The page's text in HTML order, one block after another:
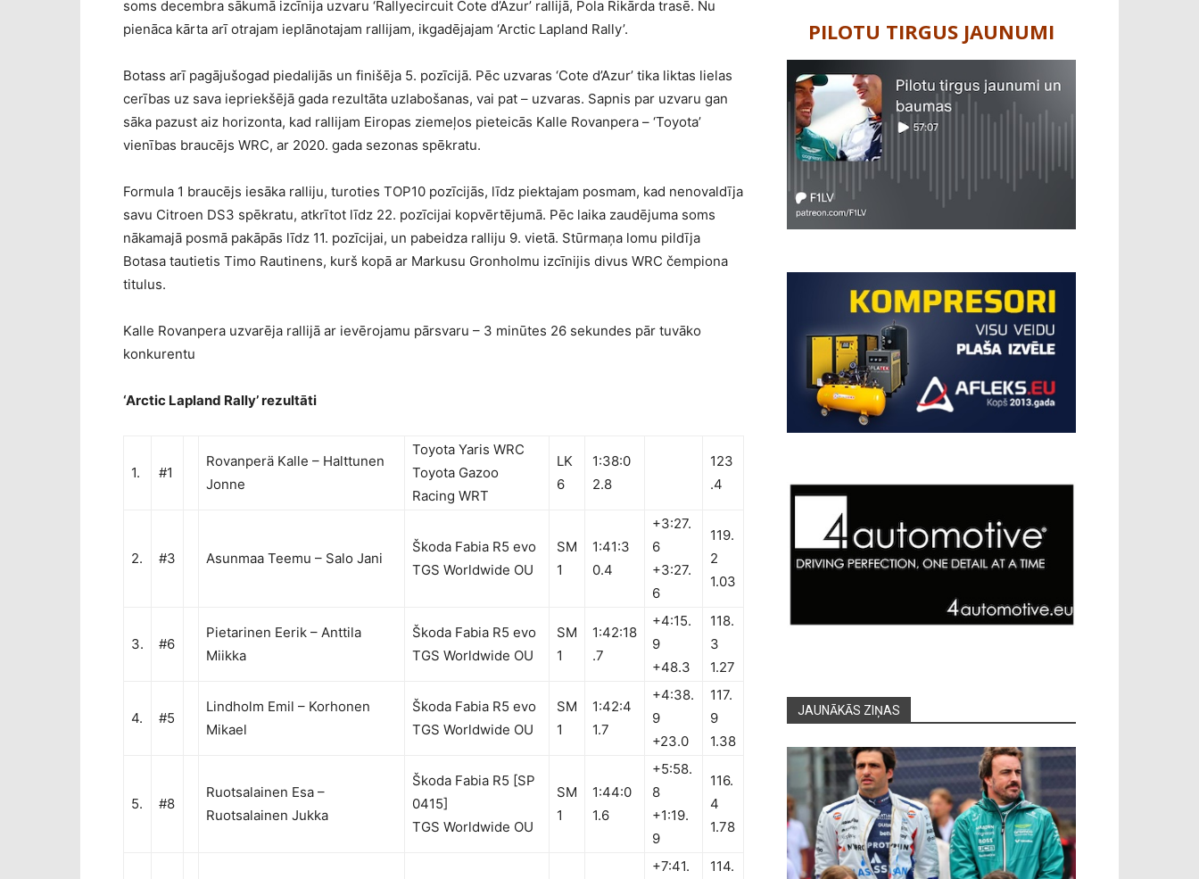
soms decembra sākumā izcīnija uzvaru ‘Rallyecircuit Cote d’Azur’ rallijā, Pola Rikārda trasē. Nu
pienāca kārta arī otrajam ieplānotajam rallijam, ikgadējajam ‘Arctic Lapland Rally’.
Botass arī pagājušogad piedalijās un finišēja 5. pozīcijā. Pēc uzvaras ‘Cote d’Azur’ tika liktas lielas
cerības uz sava iepriekšējā gada rezultāta uzlabošanas, vai pat – uzvaras. Sapnis par uzvaru gan
sāka pazust aiz horizonta, kad rallijam Eiropas ziemeļos pieteicās Kalle Rovanpera – ‘Toyota’
vienības braucējs WRC, ar 2020. gada sezonas spēkratu.
Formula 1 braucējs iesāka ralliju, turoties TOP10 pozīcijās, līdz piektajam posmam, kad nenovaldīja
savu Citroen DS3 spēkratu, atkrītot līdz 22. pozīcijai kopvērtējumā. Pēc laika zaudējuma soms
nākamajā posmā pakāpās līdz 11. pozīcijai, un pabeidza ralliju 9. vietā. Stūrmaņa lomu pildīja
Botasa tautietis Timo Rautinens, kurš kopā ar Markusu Gronholmu izcīnijis divus WRC čempiona
titulus.
Kalle Rovanpera uzvarēja rallijā ar ievērojamu pārsvaru – 3 minūtes 26 sekundes pār tuvāko
konkurentu
‘Arctic Lapland Rally’ rezultāti
1. #1
Rovanperä Kalle – Halttunen
Jonne
Toyota Yaris WRC
Toyota Gazoo
Racing WRT
LK
6
1:38:0
2.8
123
.4
2. #3 Asunmaa Teemu – Salo Jani
Škoda Fabia R5 evo
TGS Worldwide OU
SM
1
1:41:3
0.4
+3:27.
6
+3:27.
6
119.
2
1.03
3. #6
Pietarinen Eerik – Anttila
Miikka
Škoda Fabia R5 evo
TGS Worldwide OU
SM
1
1:42:18
.7
+4:15.
9
+48.3
118.
3
1.27
4. #5
Lindholm Emil – Korhonen
Mikael
Škoda Fabia R5 evo
TGS Worldwide OU
SM
1
1:42:4
1.7
+4:38.
9
+23.0
117.
9
1.38
5. #8
Ruotsalainen Esa –
Ruotsalainen Jukka
Škoda Fabia R5 [SP
0415]
TGS Worldwide OU
SM
1
1:44:0
1.6
+5:58.
8
+1:19.
9
116.
4
1.78
+7:41.
114.
PILOTU TIRGUS JAUNUMI
JAUNĀKĀS ZIŅAS